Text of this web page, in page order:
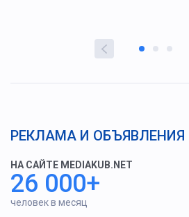
РЕКЛАМА И ОБЪЯВЛЕНИЯ
НА САЙТЕ MEDIAKUB.NET
26 000+
человек в месяц